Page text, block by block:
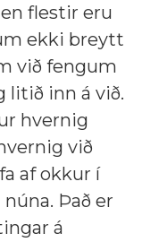
flestir eru
ekki breytt
við fengum
litið inn á við.
hvernig
við
af okkur í
Það er
á